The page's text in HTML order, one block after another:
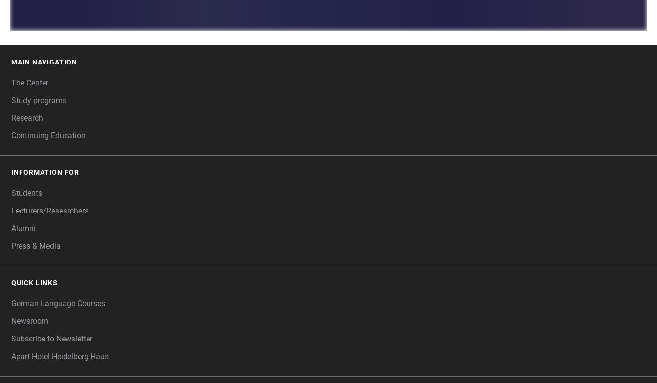
MAIN NAVIGATION
The Center
Study programs
Research
Continuing Education
INFORMATION FOR
Students
Lecturers/Researchers
Alumni
Press & Media
QUICK LINKS
German Language Courses
Newsroom
Subscribe to Newsletter
Apart Hotel Heidelberg Haus